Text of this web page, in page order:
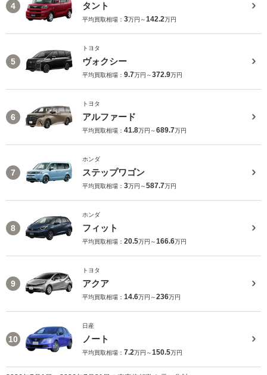
4 タント
平均買取相場： 3万円～142.2万円
5
トヨタ
ヴォクシー
平均買取相場： 9.7万円～372.9万円
6
トヨタ
アルファード
平均買取相場： 41.8万円～689.7万円
7
ホンダ
ステップワゴン
平均買取相場： 3万円～587.7万円
8
ホンダ
フィット
平均買取相場： 20.5万円～166.6万円
9
トヨタ
アクア
平均買取相場： 14.6万円～236万円
10
日産
ノート
平均買取相場： 7.2万円～150.5万円